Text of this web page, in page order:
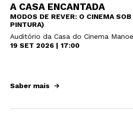
A CASA ENCANTADA
MODOS DE REVER: O CINEMA
PINTURA)
Auditório da Casa do Cinema
19 SET 2026 | 17:00
Saber mais